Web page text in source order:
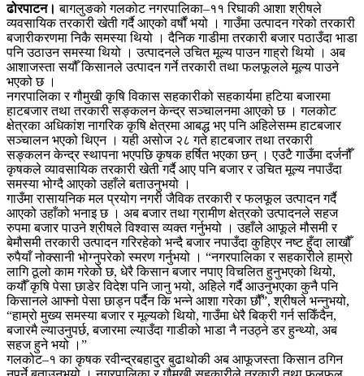
ढोरपाटन। बागलुङको गलकोट नगरपालिका–११ रिघाकी आशा श्रीषले
व्यवसायिक तरकारी खेती गर्दै आएको वर्षौं भयो । गाउँमा उत्पादन गरेको तरकारी
बजारीकरणमा निकै समस्या थियो । दैनिक गाडीमा तरकारी बजार पठाउँदा भाडा
पनि उठाउन समस्या थियो । उत्पादनले उचित मूल्य पाउन गाह्रो थियो । अब
आशाजस्ता सयौँ किसानले उत्पादन गर्ने तरकारी तथा फलफूलले मूल्य पाउने
भएको छ ।
नगरपालिका र गौमुखी कृषि विकास सहकारीको सहकार्यमा हटिया बजारमा
हाटबजार तथा तरकारी सङ्कलन केन्द्र सञ्चालनमा आएको छ । गलकोट
क्षेत्रका अधिकांश नागरिक कृषि क्षेत्रमा आबद्ध भए पनि अहिलेसम्म हाटबजार
सञ्चालन भएको थिएन । यही असोज २८ गते हाटबजार तथा तरकारी
सङ्कलन केन्द्र स्थापना भएपछि कृषक हर्षित भएका छन् । एउटै गाउँमा दर्जनौँ
कृषकले व्यावसायिक तरकारी खेती गर्दै आए पनि बजार र उचित मूल्य नपाउँदा
समस्या भोग्दै आएको उहाँले बताउनुभयो ।
गाउँमा रासायनिक मल प्रयोग नगरी जैविक तरकारी र फलफूल उत्पादन गर्दै
आएको उहाँको भनाइ छ । अब बजार तथा ग्रामीण क्षेत्रको उत्पादनले सहज
रुपमा बजार पाउने श्रीषले विश्वास व्यक्त गर्नुभयो । उहाँले आफूले मौसमी र
बेमौसमी तरकारी उत्पादन गरिरहेको भन्दै बजार नपाउँदा कुहिएर नष्ट हुँदा लाखौँ
रुपैयाँ नोक्सानी भोग्नुपरेको स्मरण गर्नुभयो । “नगरपालिका र सहकारीले हाम्रो
लागि ठूलो काम गरेको छ, धेरै किसान बजार नपाए विचलित हुनुभएको थियो,
कयौँ कृषि पेसा छाडेर विदेश पनि जानु भयो, अहिले गर्दै आउनुभएका कुनै पनि
किसानले आफ्नो पेसा छाड्न पर्दैन कि भन्ने आशा गरेका छौँ”, श्रीषले भन्नुभयो,
“हाम्रो मुख्य समस्या बजार र मूल्यको थियो, गाउँमा धेरै बिक्री गर्न सकिँदैन,
बजारमै ल्याउनुपर्छ, बजारमा ल्याउँदा गाडीको भाडा नै नउठ्ने डर हुन्थ्यो, अब
सहज हुने भयो ।”
गलकोट–१ का कृषक रवीन्द्रबहादुर बुढाथोकी अब आफूजस्ता किसान ठगिन